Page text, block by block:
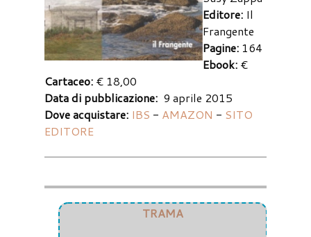
Editore: Il
Frangente
Pagine: 164
Ebook: €
Cartaceo: € 18,00
Data di pubblicazione: 9 aprile 2015
Dove acquistare: IBS - AMAZON - SITO
EDITORE
TRAMA